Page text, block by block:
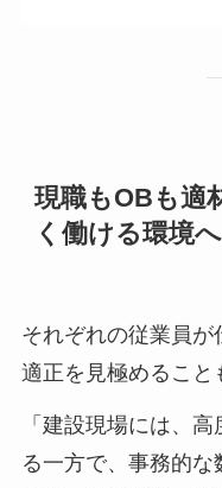
現職もOBも適
く働ける環境へ
それぞれの従業員が
適正を見極めること
「建設現場には、
る一方で、事務的